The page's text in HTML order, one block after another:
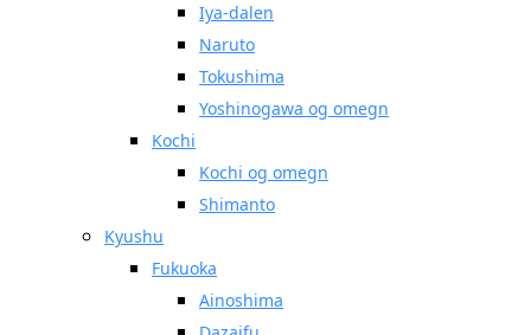
Iya-dalen
Naruto
Tokushima
Yoshinogawa og omegn
Kochi
Kochi og omegn
Shimanto
Kyushu
Fukuoka
Ainoshima